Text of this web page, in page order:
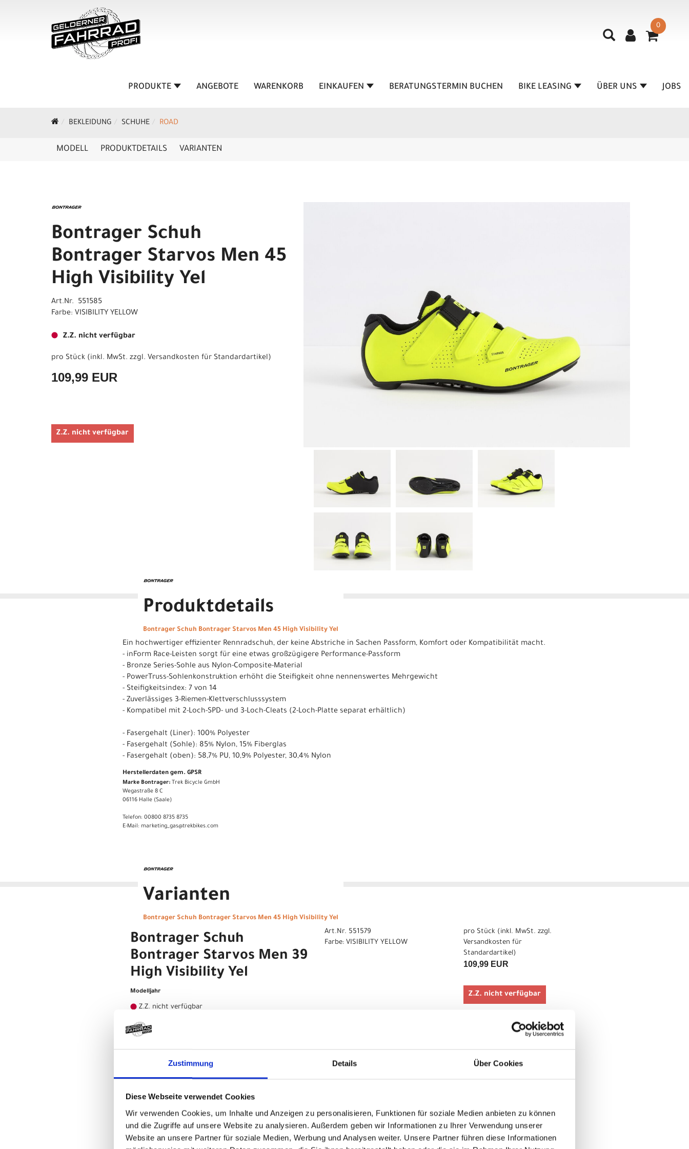
Zustimmung Details Über Cookies
Diese Webseite verwendet Cookies
Wir verwenden Cookies, um Inhalte und Anzeigen zu personalisieren, Funktionen für soziale Medien anbieten zu können
und die Zugriffe auf unsere Website zu analysieren. Außerdem geben wir Informationen zu Ihrer Verwendung unserer
Website an unsere Partner für soziale Medien, Werbung und Analysen weiter. Unsere Partner führen diese Informationen
0
PRODUKTE ANGEBOTE WARENKORB EINKAUFEN BERATUNGSTERMIN BUCHEN BIKE LEASING ÜBER UNS JOBS
BEKLEIDUNG SCHUHE ROAD
MODELL PRODUKTDETAILS VARIANTEN
Bontrager Schuh
Bontrager Starvos Men 45
High Visibility Yel
Art.Nr. 551585
Farbe: VISIBILITY YELLOW
Z.Z. nicht verfügbar
pro Stück (inkl. MwSt. zzgl. Versandkosten für Standardartikel)
109,99 EUR
Z.Z. nicht verfügbar
Produktdetails
Bontrager Schuh Bontrager Starvos Men 45 High Visibility Yel
Ein hochwertiger effizienter Rennradschuh, der keine Abstriche in Sachen Passform, Komfort oder Kompatibilität macht.
- inForm Race-Leisten sorgt für eine etwas großzügigere Performance-Passform
- Bronze Series-Sohle aus Nylon-Composite-Material
- PowerTruss-Sohlenkonstruktion erhöht die Steifigkeit ohne nennenswertes Mehrgewicht
- Steifigkeitsindex: 7 von 14
- Zuverlässiges 3-Riemen-Klettverschlusssystem
- Kompatibel mit 2-Loch-SPD- und 3-Loch-Cleats (2-Loch-Platte separat erhältlich)
- Fasergehalt (Liner): 100% Polyester
- Fasergehalt (Sohle): 85% Nylon, 15% Fiberglas
- Fasergehalt (oben): 58,7% PU, 10,9% Polyester, 30,4% Nylon
Herstellerdaten gem. GPSR
Marke Bontrager: Trek Bicycle GmbH
Wegastraße 8 C
06116 Halle (Saale)
Telefon: 00800 8735 8735
E-Mail: marketing_gas@trekbikes.com
Varianten
Bontrager Schuh Bontrager Starvos Men 45 High Visibility Yel
Bontrager Schuh
Bontrager Starvos Men 39
High Visibility Yel
Modelljahr
Z.Z. nicht verfügbar
Art.Nr. 551579
Farbe: VISIBILITY YELLOW
pro Stück (inkl. MwSt. zzgl.
Versandkosten für
Standardartikel)
109,99 EUR
Z.Z. nicht verfügbar
Bontrager Schuh
40 High Visibility Yel
Modelljahr
Z.Z. nicht verfügbar
Versandkosten für
109,99 EUR
Z.Z. nicht verfügbar
Bontrager Schuh
Bontrager Starvos Men 41
High Visibility Yel
Farbe: VISIBILITY YELLOW
Versandkosten für
Standardartikel )
109,99 EUR